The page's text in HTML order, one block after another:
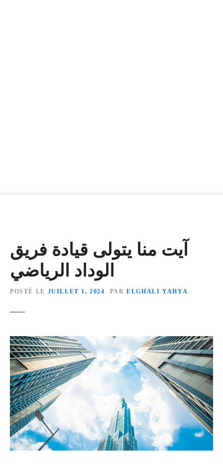
آيت منا يتولى قيادة فريق
الوداد الرياضي
POSTÉ LE JUILLET 1, 2024 PAR ELGHALI YAHYA